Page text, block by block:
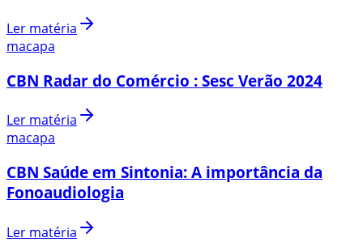
Ler matéria
macapa
CBN Radar do Comércio : Sesc Verão 2024
Ler matéria
macapa
CBN Saúde em Sintonia: A importância da
Fonoaudiologia
Ler matéria